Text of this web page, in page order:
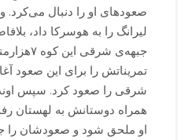
صعودهای او را دنبال می‌کرد.
لیرانگ را به هوسرکا داد،
جبهه‌ی
تمریناتش را برای این صعود
شرقی را صعود کرد. سپس
همراه دوستانش به لهستان